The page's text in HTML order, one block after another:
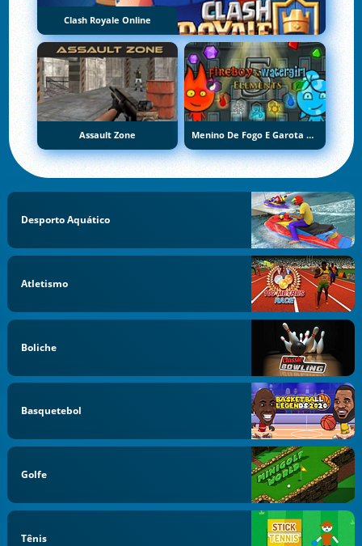
Clash Royale Online
Assault Zone Menino De Fogo E Garota De Água 5: Elementos
Desporto Aquático
Atletismo
Boliche
Basquetebol
Golfe
Tênis